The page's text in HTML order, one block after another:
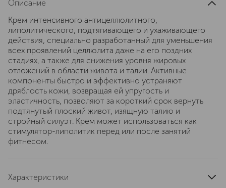
Описание
Крем интенсивного антицеллюлитного,
липолитического, подтягивающего и ухаживающего
действия, специально разработанный для уменьшения
всех проявлений целлюлита даже на его поздних
стадиях, а также для снижения уровня жировых
отложений в области живота и талии. Активные
компоненты быстро и эффективно устраняют
дряблость кожи, возвращая ей упругость и
эластичность, позволяют за короткий срок вернуть
подтянутый плоский живот, изящную талию и
стройный силуэт. Крем может использоваться как
стимулятор-липолитик перед или после занятий
фитнесом.
Характеристики